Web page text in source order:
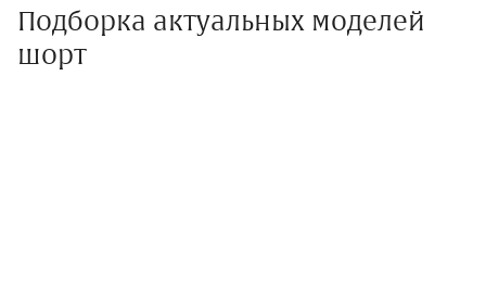
Подборка актуальных моделей
шорт